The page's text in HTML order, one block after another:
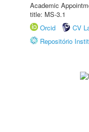
Academic
title: MS-3.1
Orcid
CV
Repositório